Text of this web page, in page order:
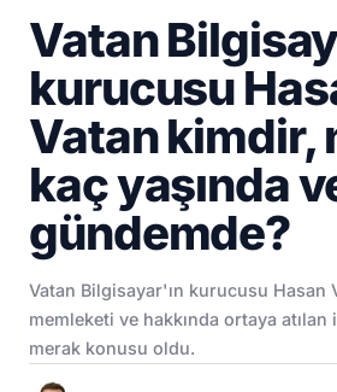
Vatan
kurucusu
Vatan kimdir,
kaç yaşında
gündemde?
Vatan Bilgisayar'ın kurucusu Hasan
memleketi ve hakkında ortaya
merak konusu oldu.